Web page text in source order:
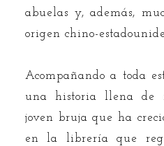
abuelas y, además,
origen chino-
Acompañando a toda
una historia llena de
joven bruja que ha
en la librería que